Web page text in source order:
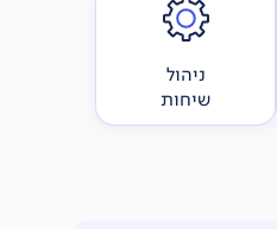
ניהול
שיחות